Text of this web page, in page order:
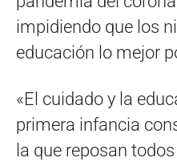
impidiendo que los
educación lo mejor
«El cuidado y la
primera infancia
la que reposan